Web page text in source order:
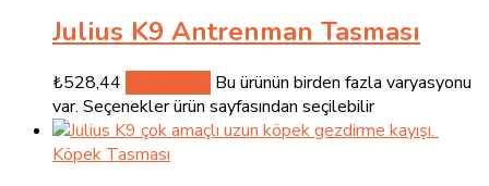
Julius K9 Antrenman Tasması
₺528,44
Bu ürünün birden fazla varyasyonu
var. Seçenekler ürün sayfasından seçilebilir
Köpek Tasması